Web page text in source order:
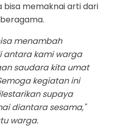
bisa memaknai arti dari
menambah
antara kami warga
saudara kita umat
kegiatan ini
supaya
diantara sesama,"
warga.